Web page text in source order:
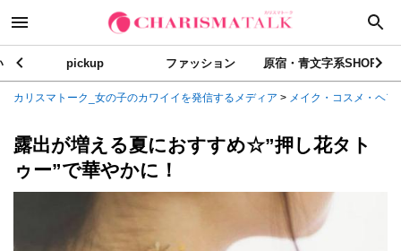
pickup ファッション 原宿・青文字系SHOP
カリスマトーク_女の子のカワイイを発信するメディア > メイク・コスメ・ヘア
露出が増える夏におすすめ☆”押し花タト
ゥー”で華やかに！